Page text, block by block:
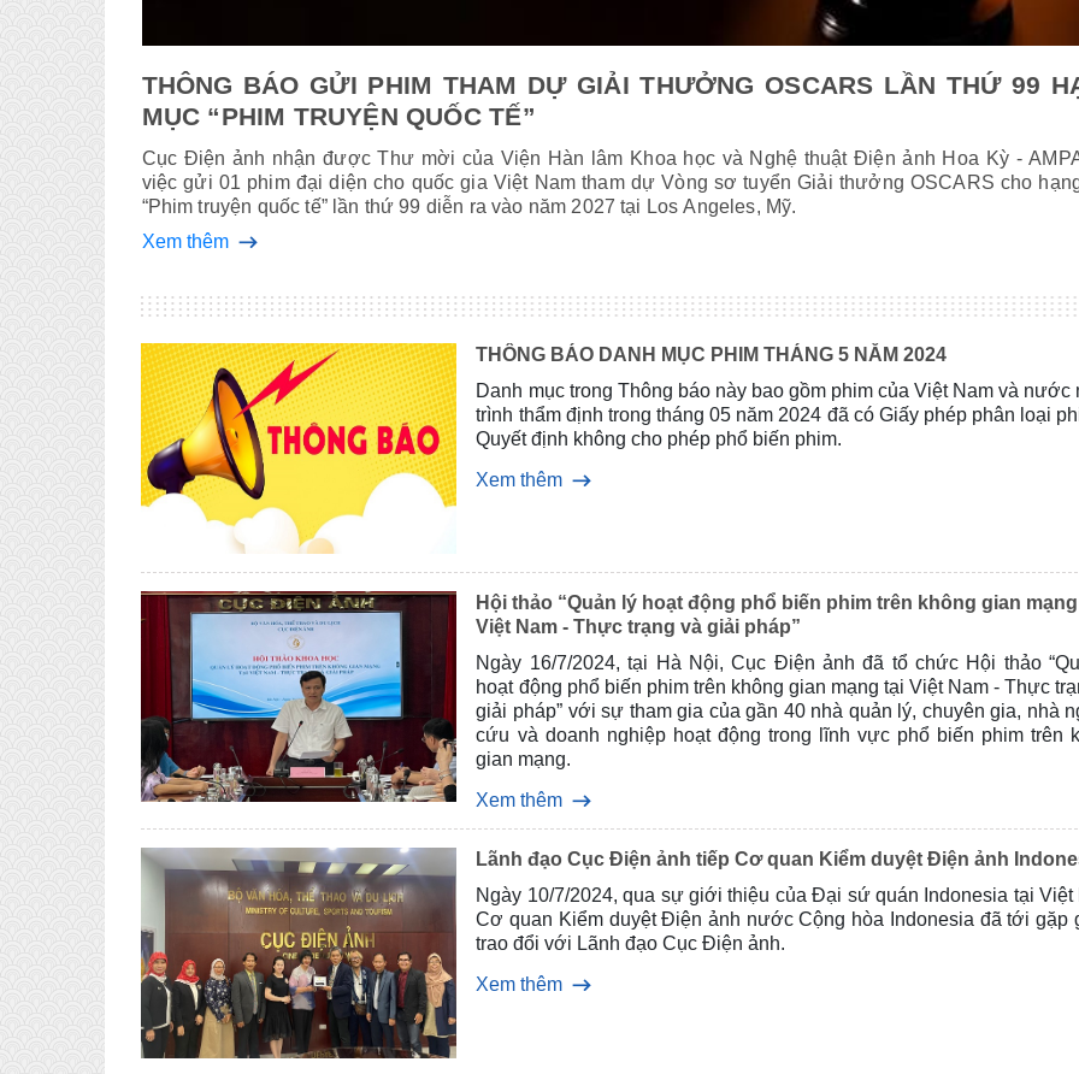
THÔNG BÁO GỬI PHIM THAM DỰ GIẢI THƯỞNG OSCARS LẦN THỨ 99
MỤC “PHIM TRUYỆN QUỐC TẾ”
Cục Điện ảnh nhận đ­ược Thư mời của Viện Hàn lâm Khoa học và Nghệ thuật Điện ảnh Hoa Kỳ -
việc gửi 01 phim đại diện cho quốc gia Việt Nam tham dự Vòng sơ tuyển Giải thưởng OSCARS cho
“Phim truyện quốc tế” lần thứ 99 diễn ra vào năm 2027 tại Los Angeles, Mỹ.
Xem thêm
THÔNG BÁO DANH MỤC PHIM THÁNG 5 NĂM 2024
Danh mục trong Thông báo này bao gồm phim của Việt Nam và nước
trình thẩm định trong tháng 05 năm 2024 đã có Giấy phép phân loại
Quyết định không cho phép phổ biến phim.
Xem thêm
Hội thảo “Quản lý hoạt động phổ biến phim trên không gian
Việt Nam - Thực trạng và giải pháp”
Ngày 16/7/2024, tại Hà Nội, Cục Điện ảnh đã tổ chức Hội thảo
hoạt động phổ biến phim trên không gian mạng tại Việt Nam - Thực
giải pháp” với sự tham gia của gần 40 nhà quản lý, chuyên gia, nhà
cứu và doanh nghiệp hoạt động trong lĩnh vực phổ biến phim trên
gian mạng.
Xem thêm
Lãnh đạo Cục Điện ảnh tiếp Cơ quan Kiểm duyệt Điện ảnh
Ngày 10/7/2024, qua sự giới thiệu của Đại sứ quán Indonesia tại Việt
Cơ quan Kiểm duyệt Điện ảnh nước Cộng hòa Indonesia đã tới gặp
trao đổi với Lãnh đạo Cục Điện ảnh.
Xem thêm